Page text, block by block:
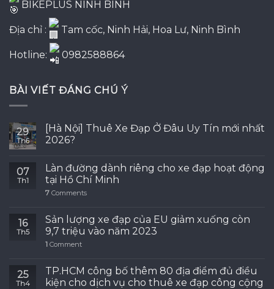
BIKEPLUS NINH BÌNH
Địa chỉ : Tam cốc, Ninh Hải, Hoa Lư, Ninh Bình
Hotline: 0982588864
BÀI VIẾT ĐÁNG CHÚ Ý
29
Th6
[Hà Nội] Thuê Xe Đạp Ở Đâu Uy Tín mới nhất
2026?
07
Th1
Làn đường dành riêng cho xe đạp hoạt động
tại Hồ Chí Minh
7 Comments
16
Th5
Sản lượng xe đạp của EU giảm xuống còn
9,7 triệu vào năm 2023
1 Comment
25
Th4
TP.HCM công bố thêm 80 địa điểm đủ điều
kiện cho dịch vụ cho thuê xe đạp công cộng